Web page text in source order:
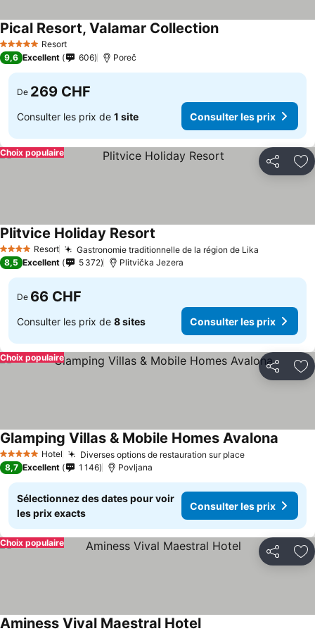
5 Étoiles Resort
Pical Resort, Valamar Collection
9,6 Excellent 606 Poreč
De 269 CHF
Consulter les prix de 1 site Consulter les prix
Partager
Choix populaire
4 Étoiles Resort Gastronomie traditionnelle de la région de Lika
Plitvice Holiday Resort
8,5 Excellent 5 372 Plitvička Jezera
De 66 CHF
Consulter les prix de 8 sites Consulter les prix
Partager
Choix populaire
5 Étoiles Hotel Diverses options de restauration sur place
Glamping Villas & Mobile Homes Avalona
8,7 Excellent 1 146 Povljana
Sélectionnez des dates pour voir
les prix exacts
Consulter les prix
Partager
Choix populaire
Aminess Vival Maestral Hotel